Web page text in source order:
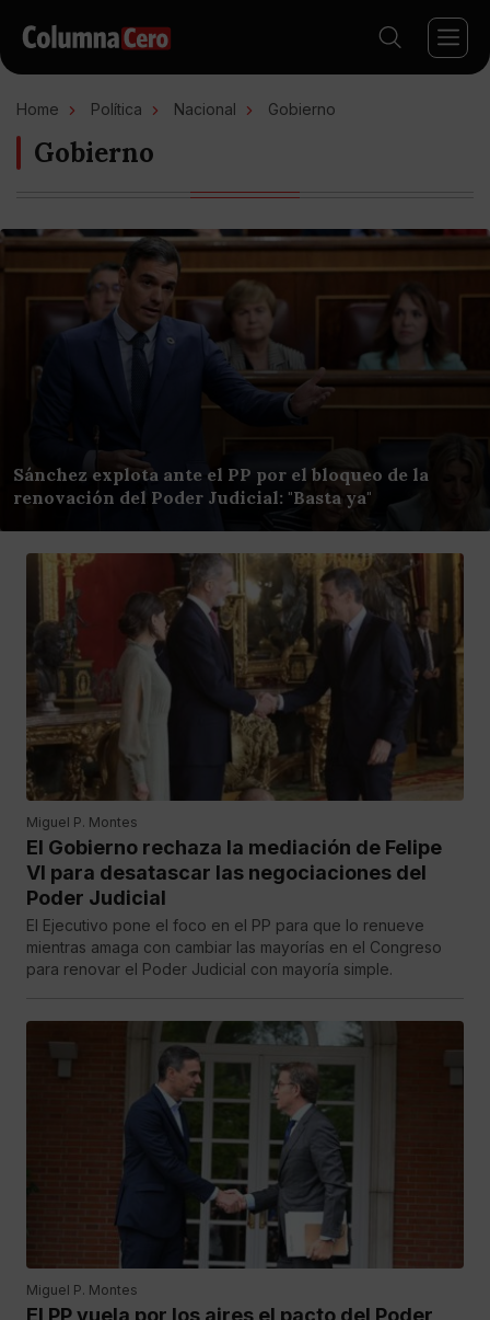
Home Política Nacional Gobierno
Gobierno
Sánchez explota ante el PP por el bloqueo de la
renovación del Poder Judicial: "Basta ya"
Miguel P. Montes
El Gobierno rechaza la mediación de Felipe
VI para desatascar las negociaciones del
Poder Judicial
El Ejecutivo pone el foco en el PP para que lo renueve
mientras amaga con cambiar las mayorías en el Congreso
para renovar el Poder Judicial con mayoría simple.
Miguel P. Montes
El PP vuela por los aires el pacto del Poder